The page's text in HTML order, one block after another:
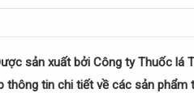
sản xuất bởi Công ty Thuốc lá
tin chi tiết về các sản phẩm